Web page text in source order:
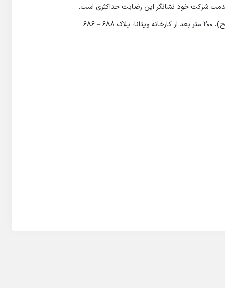
شرکت خود نشانگر این رضایت حداکثری است.